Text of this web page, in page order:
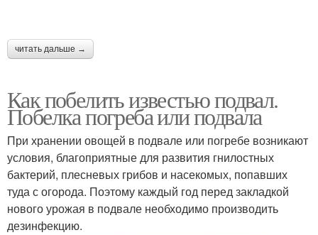
читать дальше →
Как побелить известью подвал.
Побелка погреба или подвала
При хранении овощей в подвале или погребе возникают
условия, благоприятные для развития гнилостных
бактерий, плесневых грибов и насекомых, попавших
туда с огорода. Поэтому каждый год перед закладкой
нового урожая в подвале необходимо производить
дезинфекцию.